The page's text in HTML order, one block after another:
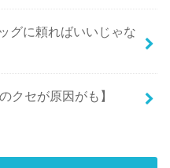
グに頼ればいいじゃな
クセが原因がも】